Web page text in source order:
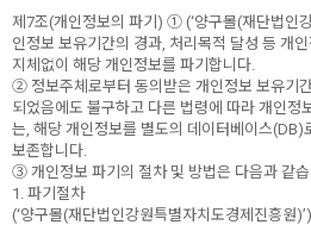
제7조(개인정보의 파기) ① (‘양구몰(재단법인
인정보 보유기간의 경과, 처리목적 달성 등 개
지체없이 해당 개인정보를 파기합니다.
② 정보주체로부터 동의받은 개인정보 보유기
되었음에도 불구하고 다른 법령에 따라 개인정
는, 해당 개인정보를 별도의 데이터베이스(DB)
보존합니다.
③ 개인정보 파기의 절차 및 방법은 다음과 같습
1. 파기절차
(‘양구몰(재단법인강원특별자치도경제진흥원